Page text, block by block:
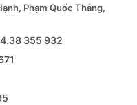
Phạm Quốc Thắng,
355 932